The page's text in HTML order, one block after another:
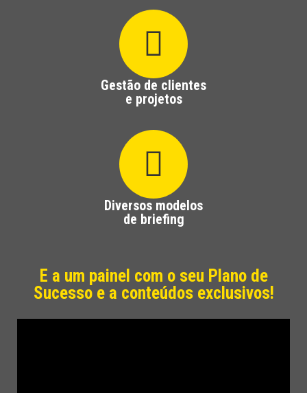
Gestão de clientes
e projetos
Diversos modelos
de briefing
E a um painel com o seu Plano de
Sucesso e a conteúdos exclusivos!